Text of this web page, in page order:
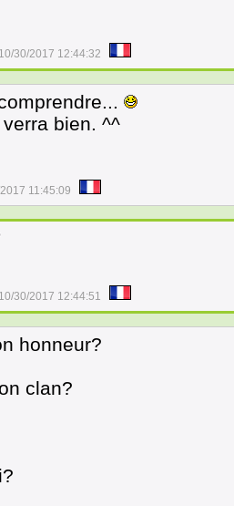
10/30/2017 12:44:32
bien. ^^
11:45:09
10/30/2017 12:44:51
honneur?
clan?